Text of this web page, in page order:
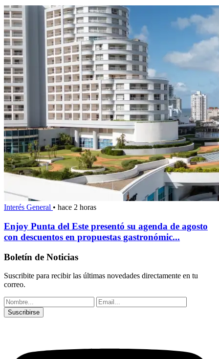
Interés General • hace 2 horas
Enjoy Punta del Este presentó su agenda de agosto
con descuentos en propuestas gastronómic...
Boletín de Noticias
Suscribite para recibir las últimas novedades directamente en tu
correo.
Suscribirse